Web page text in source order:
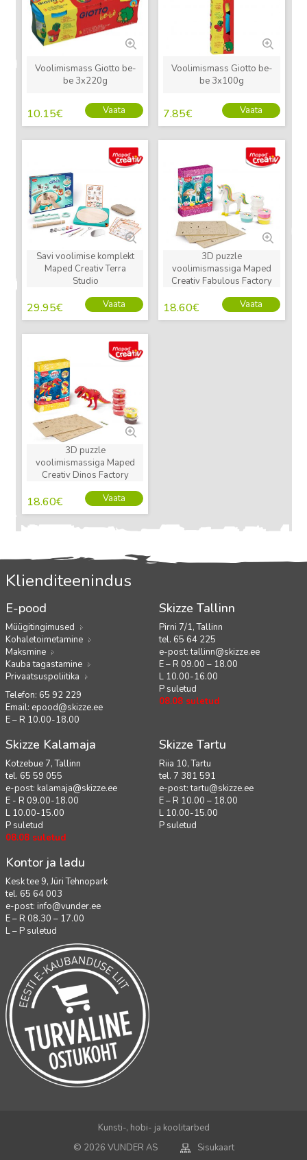
Voolimismass Giotto be-
be 3x220g
10.15€ Vaata
Voolimismass Giotto be-
be 3x100g
7.85€ Vaata
Savi voolimise komplekt
Maped Creativ Terra
Studio
29.95€ Vaata
3D puzzle
voolimismassiga Maped
Creativ Fabulous Factory
18.60€ Vaata
3D puzzle
voolimismassiga Maped
Creativ Dinos Factory
18.60€ Vaata
Klienditeenindus
E-pood
Müügitingimused
Kohaletoimetamine
Maksmine
Kauba tagastamine
Privaatsuspoliitika
Telefon: 65 92 229
Email: epood@skizze.ee
E – R 10.00-18.00
Skizze Tallinn
Pirni 7/1, Tallinn
tel. 65 64 225
e-post:tallinn@skizze.ee
E – R 09.00 – 18.00
L 10.00-16.00
P suletud
08.08 suletud
Skizze Kalamaja
Kotzebue 7, Tallinn
tel. 65 59 055
e-post: kalamaja@skizze.ee
E - R 09.00-18.00
L 10.00-15.00
P suletud
08.08 suletud
Skizze Tartu
Riia 10, Tartu
tel. 7 381 591
e-post:tartu@skizze.ee
E – R 10.00 – 18.00
L 10.00-15.00
P suletud
Kontor ja ladu
Kesk tee 9, Jüri Tehnopark
tel. 65 64 003
e-post: info@vunder.ee
E – R 08.30 – 17.00
L – P suletud
Kunsti-, hobi- ja koolitarbed
© 2026 VUNDER AS
Sisukaart